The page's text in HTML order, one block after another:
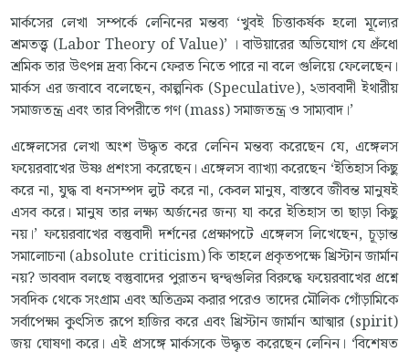
মার্কসের লেখা সম্পর্কে লেনিনের মন্তব্য ‘খুবই চিত্তাকর্ষক হলো মূল্যের
শ্রমতত্ত্ব (Labor Theory of Value)’ । বাউয়ারের অভিযোগ যে প্রুঁধো
শ্রমিক তার উৎপন্ন দ্রব্য কিনে ফেরত নিতে পারে না বলে গুলিয়ে ফেলেছেন।
মার্কস এর জবাবে বলেছেন, কাল্পনিক (Speculative), ২ভাববাদী ইথারীয়
সমাজতন্ত্র এবং তার বিপরীতে গণ (mass) সমাজতন্ত্র ও সাম্যবাদ।’
এঙ্গেলসের লেখা অংশ উদ্ধৃত করে লেনিন মন্তব্য করেছেন যে, এঙ্গেলস
ফয়েরবাখের উষ্ণ প্রশংসা করেছেন। এঙ্গেলস ব্যাখ্যা করেছেন ‘ইতিহাস কিছু
করে না, যুদ্ধ বা ধনসম্পদ লুট করে না, কেবল মানুষ, বাস্তবে জীবন্ত মানুষই
এসব করে। মানুষ তার লক্ষ্য অর্জনের জন্য যা করে ইতিহাস তা ছাড়া কিছু
নয়।’ ফয়েরবাখের বস্তুবাদী দর্শনের প্রেক্ষাপটে এঙ্গেলস লিখেছেন, চূড়ান্ত
সমালোচনা (absolute criticism) কি তাহলে প্রকৃতপক্ষে খ্রিস্টান জার্মান
নয়? ভাববাদ বলছে বস্তুবাদের পুরাতন দ্বন্দ্বগুলির বিরুদ্ধে ফয়েরবাখের প্রশ্নে
সবদিক থেকে সংগ্রাম এবং অতিক্রম করার পরেও তাদের মৌলিক গোঁড়ামিকে
সর্বাপেক্ষা কুৎসিত রূপে হাজির করে এবং খ্রিস্টান জার্মান আত্মার (spirit)
জয় ঘোষণা করে। এই প্রসঙ্গে মার্কসকে উদ্ধৃত করেছেন লেনিন। ‘বিশেষত